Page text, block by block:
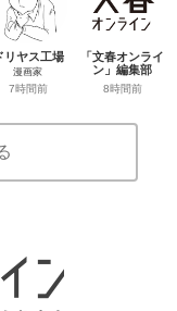
リヤス工場
漫画家
7時間前
「文春オンライ
ン」編集部
8時間前